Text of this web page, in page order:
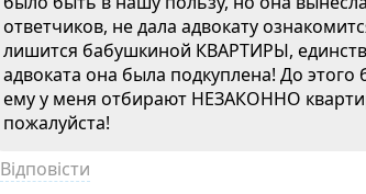
ответчиков, не дала адвокату
лишится бабушкиной КВАРТИРЫ,
адвоката она была подкуплена! До этого
ему у меня отбирают НЕЗАКОННО
пожалуйста!
Відповісти